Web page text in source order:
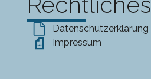
Datenschutzerklärung
Impressum